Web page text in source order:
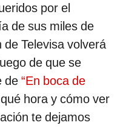
por el
de sus miles de
Televisa volverá
de que se
de “En boca de
hora y cómo ver
te dejamos